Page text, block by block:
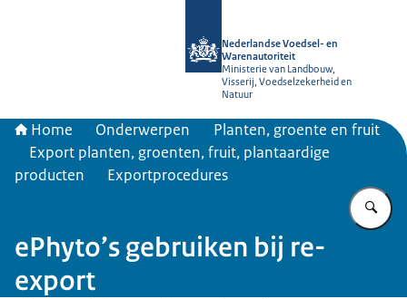
Nederlandse Voedsel- en
Warenautoriteit
Ministerie van Landbouw,
Visserij, Voedselzekerheid en
Natuur
Home Onderwerpen
Planten, groente en fruit
Export planten, groenten, fruit, plantaardige
producten
Exportprocedures
ePhyto’s gebruiken bij re-
export